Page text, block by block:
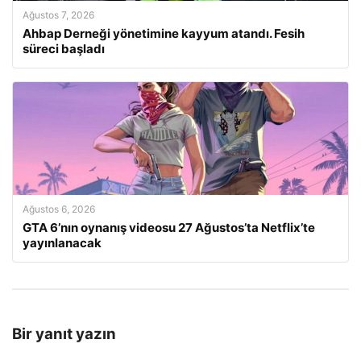
Ağustos 7, 2026
Ahbap Derneği yönetimine kayyum atandı. Fesih
süreci başladı
Ağustos 6, 2026
GTA 6’nın oynanış videosu 27 Ağustos’ta Netflix’te
yayınlanacak
Bir yanıt yazın